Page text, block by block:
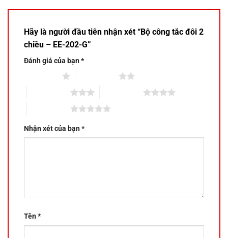
Hãy là người đầu tiên nhận xét “Bộ công tắc đôi 2
chiều – EE-202-G”
Đánh giá của bạn*
Nhận xét của bạn*
Tên*